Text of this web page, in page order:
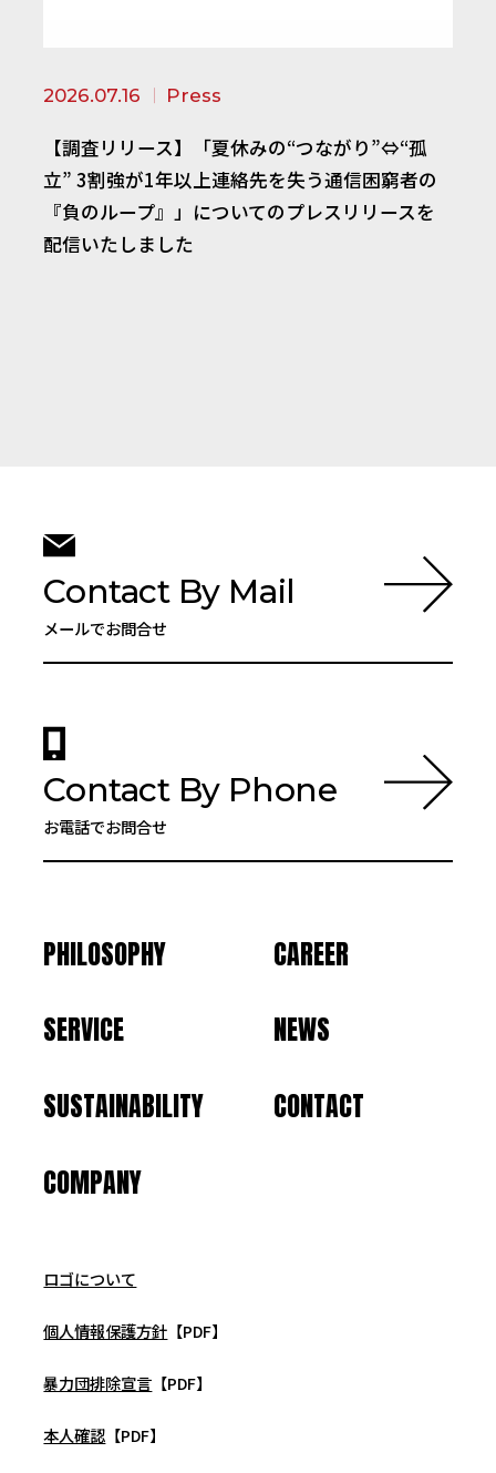
2026.07.16 Press
【調査リリース】「夏休みの“つながり”⇔“孤
立” 3割強が1年以上連絡先を失う通信困窮者の
『負のループ』」についてのプレスリリースを
配信いたしました
Contact By Mail
メールでお問合せ
Contact By Phone
お電話でお問合せ
PHILOSOPHY
SERVICE
SUSTAINABILITY
COMPANY
CAREER
NEWS
CONTACT
ロゴについて
個人情報保護方針 【PDF】
暴力団排除宣言 【PDF】
本人確認 【PDF】